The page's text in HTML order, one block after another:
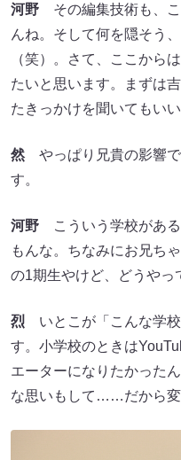
河野 その編集技術も、
んね。そして何を隠そう
（笑）。さて、ここから
たいと思います。まずは
たきっかけを聞いてもい
然 やっぱり兄貴の影響
す。
河野 こういう学校があ
もんな。ちなみにお兄ち
の1期生やけど、どうやっ
烈 いとこが「こんな学
す。小学校のときは
エーターになりたかった
な思いもして……だから変